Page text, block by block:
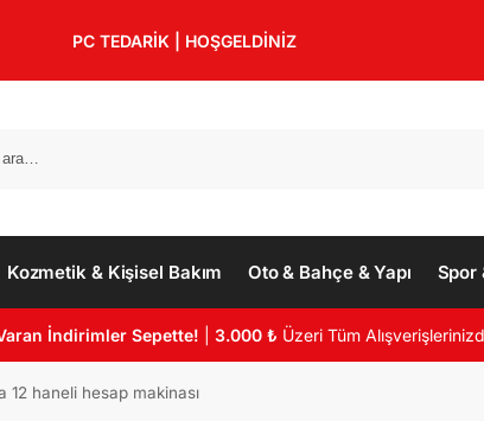
PC TEDARİK | HOŞGELDİNİZ
Kozmetik & Kişisel Bakım Oto & Bahçe & Yapı Spor
İndirimler Sepette! |3.000 ₺ Üzeri Tüm
haneli hesap makinası